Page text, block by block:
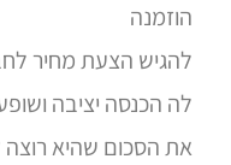
הוזמנה
להגיש הצעת מחיר
לה הכנסה יציבה
את הסכום שהיא